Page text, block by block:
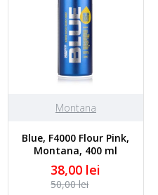
Montana
Blue, F4000 Flour Pink,
Montana, 400 ml
38,00 lei
50,00 lei